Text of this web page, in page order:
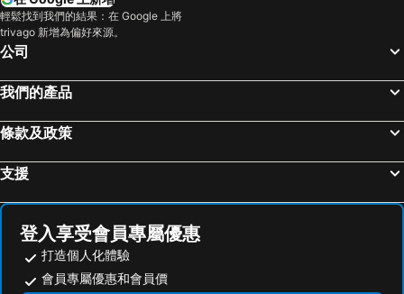
阿里山鄉, 嘉義 飯店
大樹區, 高雄地區 飯店
台南市區, 台南地區 飯店
輕鬆找到我們的結果：在 Google 上將
trivago 新增為偏好來源。
公司
我們的產品
條款及政策
支援
登入享受會員專屬優惠
打造個人化體驗
會員專屬優惠和會員價